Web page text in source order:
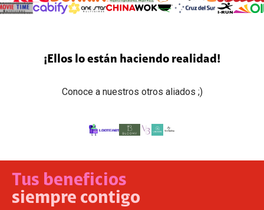
¡Ellos lo están haciendo realidad!
Conoce a nuestros otros aliados ;)
Tus beneficios
siempre contigo